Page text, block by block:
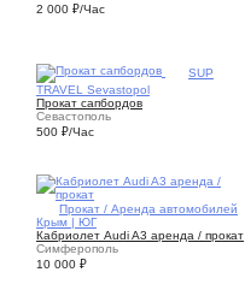
2 000 ₽/Час
SUP
TRAVEL Sevastopol
Прокат сапбордов
Севастополь
500 ₽/Час
Прокат / Аренда автомобилей
Крым | ЮГ
Кабриолет Audi A3 аренда / прокат
Симферополь
10 000 ₽